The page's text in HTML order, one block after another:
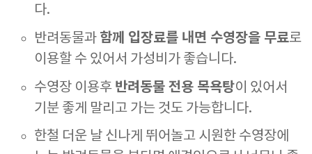
다.
반려동물과 함께 입장료를 내면 수영장을 무료로
이용할 수 있어서 가성비가 좋습니다.
수영장 이용후 반려동물 전용 목욕탕이 있어서
기분 좋게 말리고 가는 것도 가능합니다.
한철 더운 날 신나게 뛰어놀고 시원한 수영장에